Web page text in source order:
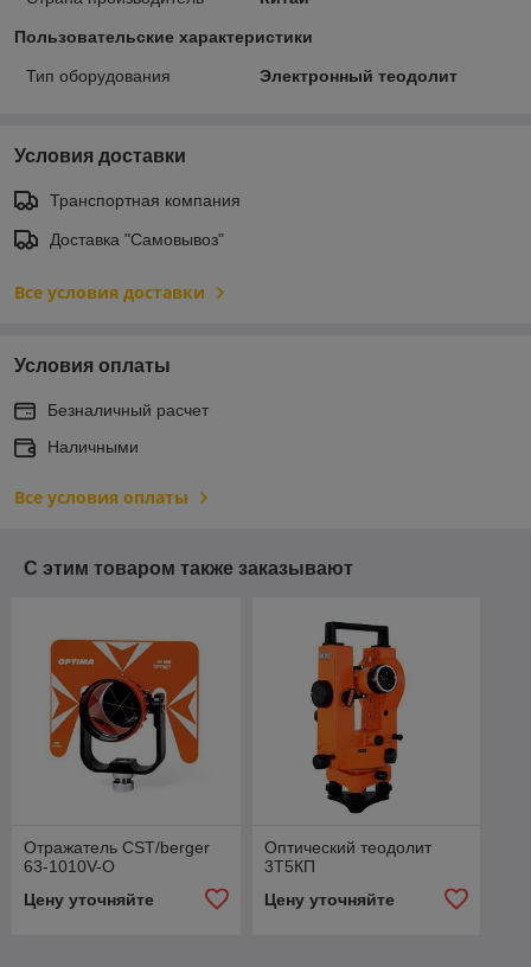
Пользовательские характеристики
Тип оборудования Электронный теодолит
Условия доставки
Транспортная компания
Доставка "Самовывоз"
Все условия доставки
Условия оплаты
Безналичный расчет
Наличными
Все условия оплаты
С этим товаром также заказывают
Отражатель CST/berger
63-1010V-O
Цену уточняйте
Оптический теодолит
3Т5КП
Цену уточняйте